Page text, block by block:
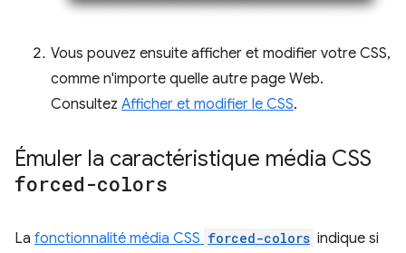
Vous pouvez ensuite afficher et modifier votre CSS,
comme n'importe quelle autre page Web.
Consultez Afficher et modifier le CSS.
Émuler la caractéristique média CSS
forced-colors
La fonctionnalité média CSS forced-colors indique si